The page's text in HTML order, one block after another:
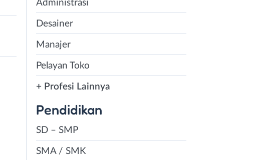
Administrasi
Desainer
Manajer
Pelayan Toko
+ Profesi Lainnya
Pendidikan
SD – SMP
SMA / SMK